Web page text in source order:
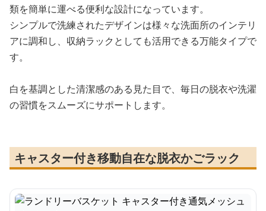
類を簡単に運べる便利な設計になっています。
シンプルで洗練されたデザインは様々な洗面所のインテリ
アに調和し、収納ラックとしても活用できる万能タイプで
す。
白を基調とした清潔感のある見た目で、毎日の脱衣や洗濯
の習慣をスムーズにサポートします。
キャスター付き移動自在な脱衣かごラック